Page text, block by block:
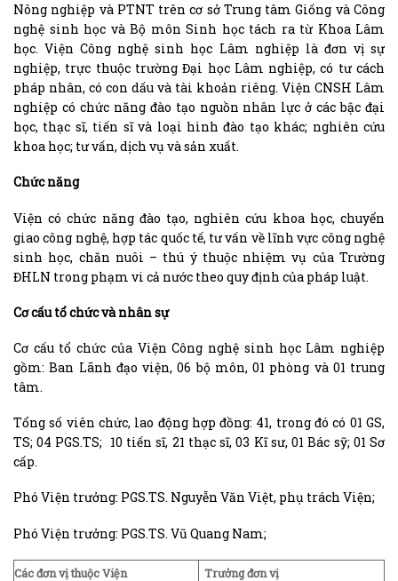
Nông nghiệp và PTNT trên cơ sở Trung tâm Giống và Công
nghệ sinh học và Bộ môn Sinh học tách ra từ Khoa Lâm
học. Viện Công nghệ sinh học Lâm nghiệp là đơn vị sự
nghiệp, trực thuộc trường Đại học Lâm nghiệp, có tư cách
pháp nhân, có con dấu và tài khoản riêng. Viện CNSH Lâm
nghiệp có chức năng đào tạo nguồn nhân lực ở các bậc đại
học, thạc sĩ, tiến sĩ và loại hình đào tạo khác; nghiên cứu
khoa học; tư vấn, dịch vụ và sản xuất.
Chức năng
Viện có chức năng đào tạo, nghiên cứu khoa học, chuyển
giao công nghệ, hợp tác quốc tế, tư vấn về lĩnh vực công nghệ
sinh học, chăn nuôi – thú ý thuộc nhiệm vụ của Trường
ĐHLN trong phạm vi cả nước theo quy định của pháp luật.
Cơ cấu tổ chức và nhân sự
Cơ cấu tổ chức của Viện Công nghệ sinh học Lâm nghiệp
gồm: Ban Lãnh đạo viện, 06 bộ môn, 01 phòng và 01 trung
tâm.
Tổng số viên chức, lao động hợp đồng: 41, trong đó có 01 GS,
TS; 04 PGS.TS; 10 tiến sĩ, 21 thạc sĩ, 03 Kĩ sư, 01 Bác sỹ; 01 Sơ
cấp.
Phó Viện trưởng: PGS.TS. Nguyễn Văn Việt, phụ trách Viện;
Phó Viện trưởng: PGS.TS. Vũ Quang Nam;
Các đơn vị thuộc Viện
Trưởng đơn vị